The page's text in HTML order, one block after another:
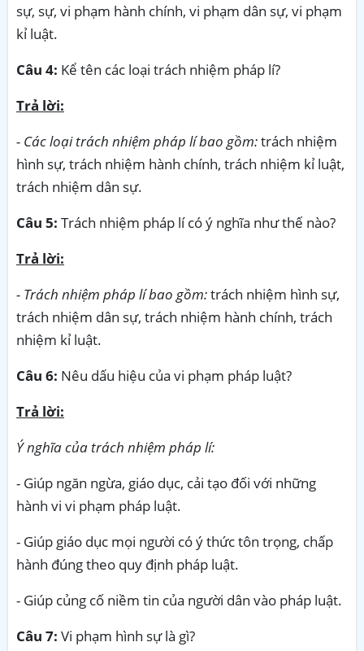
sự, sự, vi phạm hành chính, vi phạm dân sự, vi phạm
kỉ luật.
Câu 4: Kể tên các loại trách nhiệm pháp lí?
Trả lời:
- Các loại trách nhiệm pháp lí bao gồm:trách nhiệm
hình sự, trách nhiệm hành chính, trách nhiệm kỉ luật,
trách nhiệm dân sự.
Câu 5: Trách nhiệm pháp lí có ý nghĩa như thế nào?
Trả lời:
- Trách nhiệm pháp lí bao gồm:trách nhiệm hình sự,
trách nhiệm dân sự, trách nhiệm hành chính, trách
nhiệm kỉ luật.
Câu 6: Nêu dấu hiệu của vi phạm pháp luật?
Trả lời:
Ý nghĩa của trách nhiệm pháp lí:
- Giúp ngăn ngừa, giáo dục, cải tạo đối với những
hành vi vi phạm pháp luật.
- Giúp giáo dục mọi người có ý thức tôn trọng, chấp
hành đúng theo quy định pháp luật.
- Giúp củng cố niềm tin của người dân vào pháp luật.
Câu 7: Vi phạm hình sự là gì?